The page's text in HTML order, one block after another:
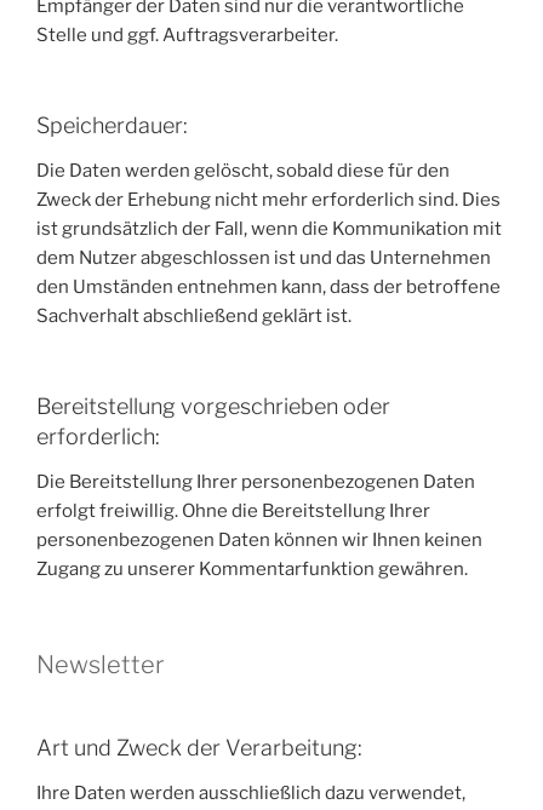
Empfänger der Daten sind nur die verantwortliche
Stelle und ggf. Auftragsverarbeiter.
Speicherdauer:
Die Daten werden gelöscht, sobald diese für den
Zweck der Erhebung nicht mehr erforderlich sind. Dies
ist grundsätzlich der Fall, wenn die Kommunikation mit
dem Nutzer abgeschlossen ist und das Unternehmen
den Umständen entnehmen kann, dass der betroffene
Sachverhalt abschließend geklärt ist.
Bereitstellung vorgeschrieben oder
erforderlich:
Die Bereitstellung Ihrer personenbezogenen Daten
erfolgt freiwillig. Ohne die Bereitstellung Ihrer
personenbezogenen Daten können wir Ihnen keinen
Zugang zu unserer Kommentarfunktion gewähren.
Newsletter
Art und Zweck der Verarbeitung:
Ihre Daten werden ausschließlich dazu verwendet,